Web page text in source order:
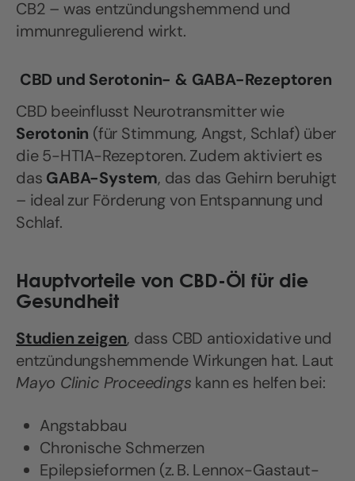
CB2 – was entzündungshemmend und
immunregulierend wirkt.
CBD und Serotonin- & GABA-Rezeptoren
CBD beeinflusst Neurotransmitter wie
Serotonin (für Stimmung, Angst, Schlaf) über
die 5-HT1A-Rezeptoren. Zudem aktiviert es
das GABA-System, das das Gehirn beruhigt
– ideal zur Förderung von Entspannung und
Schlaf.
Hauptvorteile von CBD-Öl für die
Gesundheit
Studien zeigen, dass CBD antioxidative und
entzündungshemmende Wirkungen hat. Laut
Mayo Clinic Proceedings kann es helfen bei:
Angstabbau
Chronische Schmerzen
Epilepsieformen (z. B. Lennox-Gastaut-